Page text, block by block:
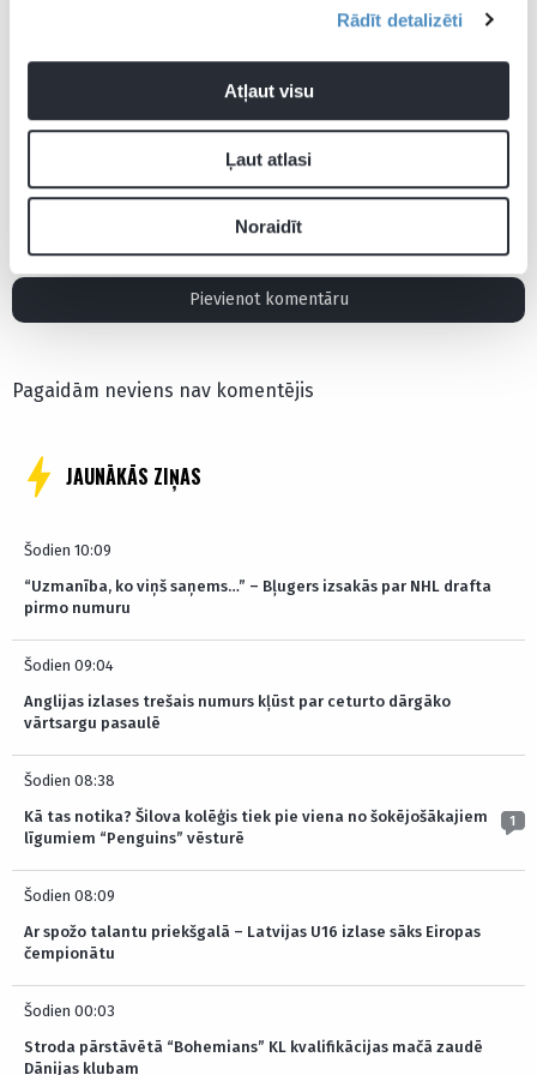
Rādīt detalizēti
Atļaut visu
Ļaut atlasi
Noraidīt
2026. gada Pasaules kauss futbolā Aktualitātes
ASV futbola izlase Džastins Trudo Kanādas futbola izlase
Pievienot komentāru
Pagaidām neviens nav komentējis
JAUNĀKĀS ZIŅAS
Šodien 10:09
“Uzmanība, ko viņš saņems…” – Bļugers izsakās par NHL drafta
pirmo numuru
Šodien 09:04
Anglijas izlases trešais numurs kļūst par ceturto dārgāko
vārtsargu pasaulē
Šodien 08:38
Kā tas notika? Šilova kolēģis tiek pie viena no šokējošākajiem
līgumiem “Penguins” vēsturē
1
Šodien 08:09
Ar spožo talantu priekšgalā – Latvijas U16 izlase sāks Eiropas
čempionātu
Šodien 00:03
Stroda pārstāvētā “Bohemians” KL kvalifikācijas mačā zaudē
Dānijas klubam